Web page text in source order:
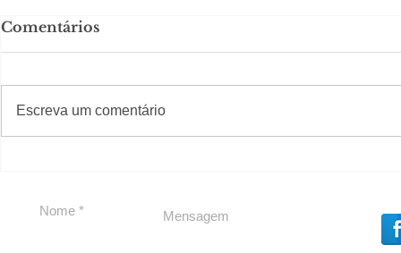
reforçam apoio a
Cláudio Mitidieri
Comentários
Escreva um comentário
#Sugestões